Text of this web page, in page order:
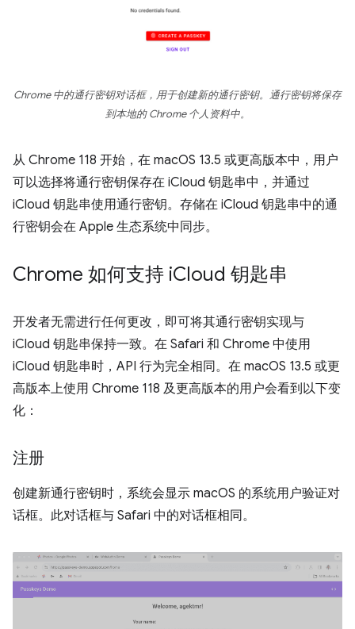
Chrome 中的通行密钥对话框，用于创建新的通行密钥。通行密钥将保存
到本地的 Chrome 个人资料中。
从 Chrome 118 开始，在 macOS 13.5 或更高版本中，用户
可以选择将通行密钥保存在 iCloud 钥匙串中，并通过
iCloud 钥匙串使用通行密钥。存储在 iCloud 钥匙串中的通
行密钥会在 Apple 生态系统中同步。
Chrome 如何支持 iCloud 钥匙串
开发者无需进行任何更改，即可将其通行密钥实现与
iCloud 钥匙串保持一致。在 Safari 和 Chrome 中使用
iCloud 钥匙串时，API 行为完全相同。在 macOS 13.5 或更
高版本上使用 Chrome 118 及更高版本的用户会看到以下变
化：
注册
创建新通行密钥时，系统会显示 macOS 的系统用户验证对
话框。此对话框与 Safari 中的对话框相同。